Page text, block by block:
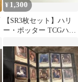
¥ 1,300
【SR3枚セット】ハリ
ー・ポッター TCGハリ
ォイ1枚